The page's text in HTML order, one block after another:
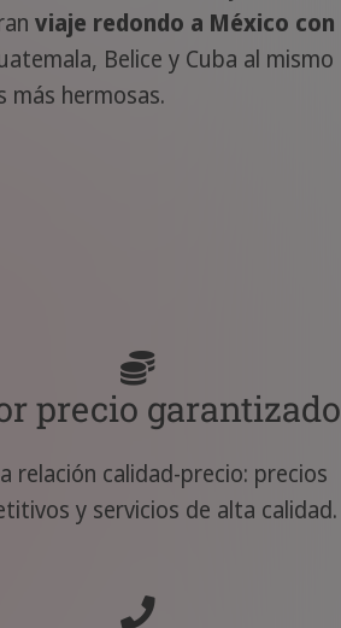
viaje redondo a México con
Belice y Cuba al mismo
más hermosas.
precio garantizado
relación calidad-precio: precios
y servicios de alta calidad.